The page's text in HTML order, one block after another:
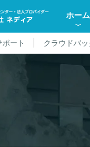
ホーム
ポート クラウドバ